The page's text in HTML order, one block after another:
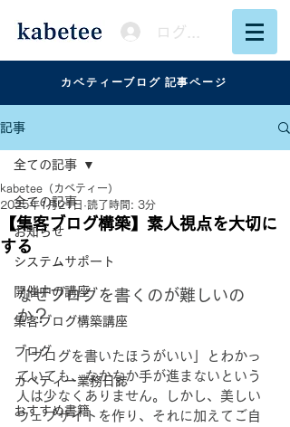
ログイン
カベティーブログ 記事ページ
記事
全ての記事
お知らせ
システムサポート
開催中の講座
集客ブログ構築講座
ブログ
カベティー業務日誌
おすすめ書籍
全ての記事
【集客ブログ構築】素人視点を大切に
する
kabetee（カベティー）
2025年1月21日 読了時間: 3分
なぜブログを書くのが難しいの
か？
「ブログを書いたほうがいい」とわかっ
ていても、なかなか手が進まないという
人は少なくありません。しかし、美しい
ウェブサイトを作り、それに加えてご自